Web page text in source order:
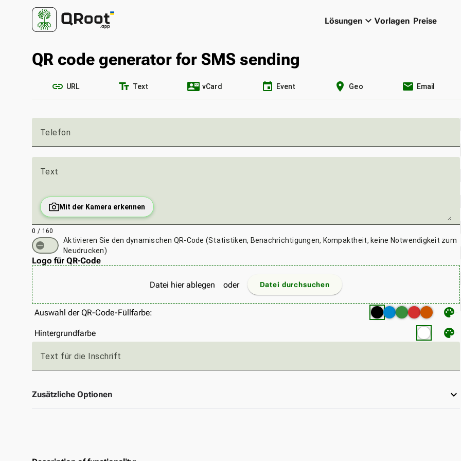
Lösungen keyboard_arrow_down Vorlagen Preise
QR code generator for SMS sending
link URL text_fields Text contact_mail vCard event Event location_on Geo email Email
Telefon
Text
Mit der Kamera erkennen
0 / 160
Aktivieren Sie den dynamischen QR-Code (Statistiken, Benachrichtigungen, Kompaktheit, keine Notwendigkeit zum
Neudrucken)
Logo für QR-Code
Datei hier ablegen oder Datei durchsuchen
Auswahl der QR-Code-Füllfarbe: palette
Hintergrundfarbe palette
Text für die Inschrift
Zusätzliche Optionen keyboard_arrow_down